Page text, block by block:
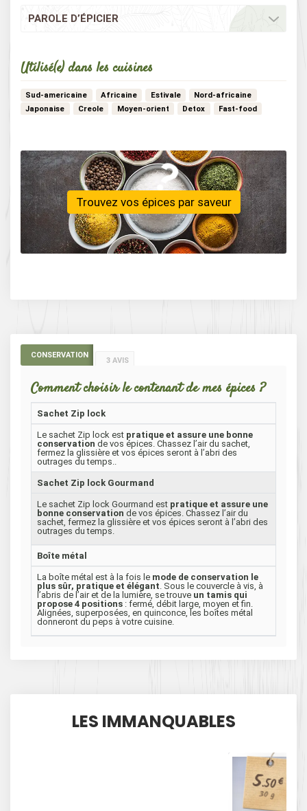
PAROLE D’ÉPICIER
Utilisé(e) dans les cuisines
Sud-americaine Africaine Estivale
Nord-africaine
Japonaise
Creole Moyen-orient Detox
Fast-food
Trouvez vos épices par saveur
CONSERVATION
3 AVIS
Comment choisir le contenant de mes épices ?
Sachet Zip lock
Le sachet Zip lock est pratique et assure une bonne
conservation de vos épices. Chassez l’air du sachet,
fermez la glissière et vos épices seront à l’abri des
outrages du temps..
Sachet Zip lock Gourmand
Le sachet Zip lock Gourmand est pratique et assure une
bonne conservation de vos épices. Chassez l’air du
sachet, fermez la glissière et vos épices seront à l’abri des
outrages du temps.
Boîte métal
La boîte métal est à la fois le mode de conservation le
plus sûr, pratique et élégant. Sous le couvercle à vis, à
l’abris de l’air et de la lumière, se trouve un tamis qui
propose 4 positions : fermé, débit large, moyen et fin.
Alignées, superposées, en quinconce, les boîtes métal
donneront du peps à votre cuisine.
LES IMMANQUABLES
5.50€
30 g